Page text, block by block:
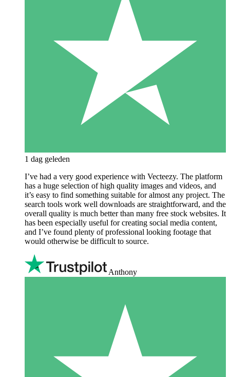
1 dag geleden
I’ve had a very good experience with Vecteezy. The platform
has a huge selection of high quality images and videos, and
it’s easy to find something suitable for almost any project. The
search tools work well downloads are straightforward, and the
overall quality is much better than many free stock websites. It
has been especially useful for creating social media content,
and I’ve found plenty of professional looking footage that
would otherwise be difficult to source.
Anthony